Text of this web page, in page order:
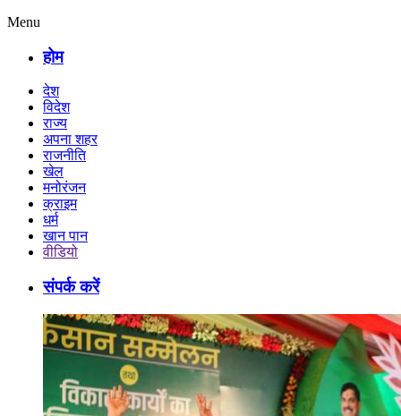
Menu
होम
देश
विदेश
राज्य
अपना शहर
राजनीति
खेल
मनोरंजन
क्राइम
धर्म
खान पान
वीडियो
संपर्क करें